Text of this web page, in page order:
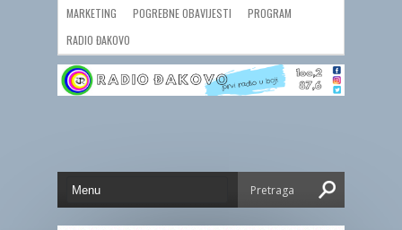
MARKETING POGREBNE OBAVIJESTI
PROGRAM
RADIO ĐAKOVO